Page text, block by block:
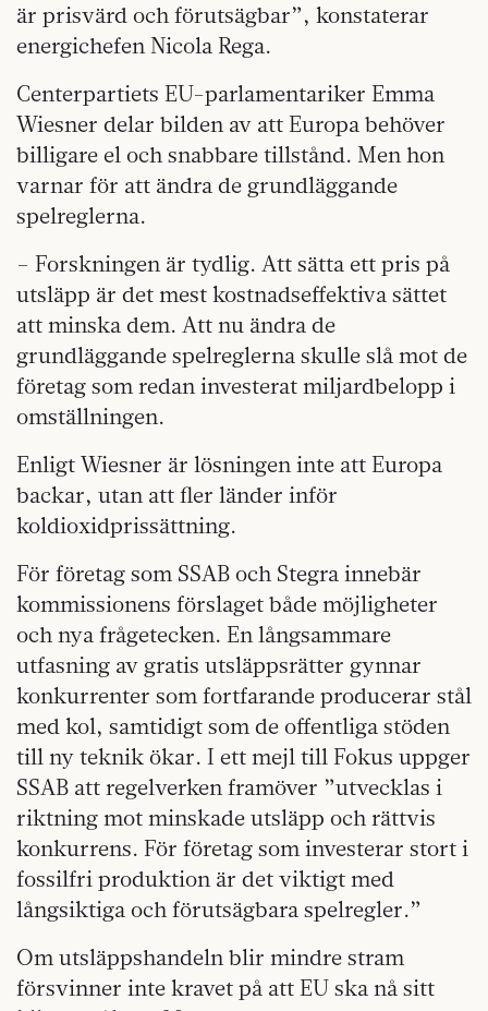
är prisvärd och förutsägbar”, konstaterar
energichefen Nicola Rega.
Centerpartiets EU-parlamentariker Emma
Wiesner delar bilden av att Europa behöver
billigare el och snabbare tillstånd. Men hon
varnar för att ändra de grundläggande
spelreglerna.
– Forskningen är tydlig. Att sätta ett pris på
utsläpp är det mest kostnadseffektiva sättet
att minska dem. Att nu ändra de
grundläggande spelreglerna skulle slå mot de
företag som redan investerat miljardbelopp i
omställningen.
Enligt Wiesner är lösningen inte att Europa
backar, utan att fler länder inför
koldioxidprissättning.
För företag som SSAB och Stegra innebär
kommissionens förslaget både möjligheter
och nya frågetecken. En långsammare
utfasning av gratis utsläppsrätter gynnar
konkurrenter som fortfarande producerar stål
med kol, samtidigt som de offentliga stöden
till ny teknik ökar. I ett mejl till Fokus uppger
SSAB att regelverken framöver ”utvecklas i
riktning mot minskade utsläpp och rättvis
konkurrens. För företag som investerar stort i
fossilfri produktion är det viktigt med
långsiktiga och förutsägbara spelregler.”
Om utsläppshandeln blir mindre stram
försvinner inte kravet på att EU ska nå sitt